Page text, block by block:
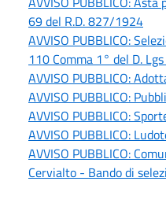
69 del R.D. 827/1924
AVVISO PUBBLICO:
110 Comma 1° del D.
AVVISO PUBBLICO:
AVVISO PUBBLICO:
AVVISO PUBBLICO:
AVVISO PUBBLICO:
AVVISO PUBBLICO:
Cervialto - Bando di